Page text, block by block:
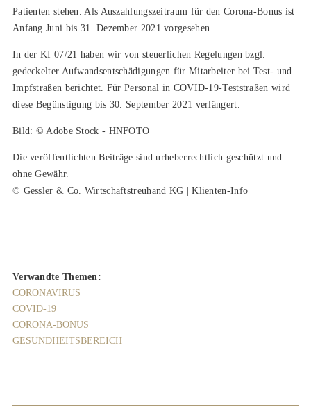
Patienten stehen. Als Auszahlungszeitraum für den Corona-Bonus ist
Anfang Juni bis 31. Dezember 2021 vorgesehen.
In der KI 07/21 haben wir von steuerlichen Regelungen bzgl.
gedeckelter Aufwandsentschädigungen für Mitarbeiter bei Test- und
Impfstraßen berichtet. Für Personal in COVID-19-Teststraßen wird
diese Begünstigung bis 30. September 2021 verlängert.
Bild: © Adobe Stock - HNFOTO
Die veröffentlichten Beiträge sind urheberrechtlich geschützt und
ohne Gewähr.
© Gessler & Co. Wirtschaftstreuhand KG | Klienten-Info
Verwandte Themen:
CORONAVIRUS
COVID-19
CORONA-BONUS
GESUNDHEITSBEREICH